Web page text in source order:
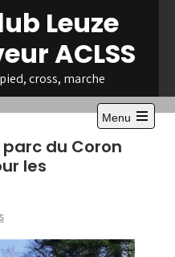
Leuze
ACLSS
cross, marche
Menu
Open
du Coron
les